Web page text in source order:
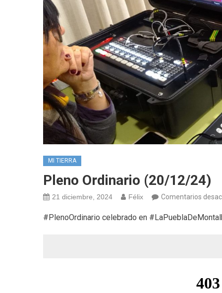
MI TIERRA
Pleno Ordinario (20/12/24)
21 diciembre, 2024 Félix Comentarios
#PlenoOrdinario celebrado en